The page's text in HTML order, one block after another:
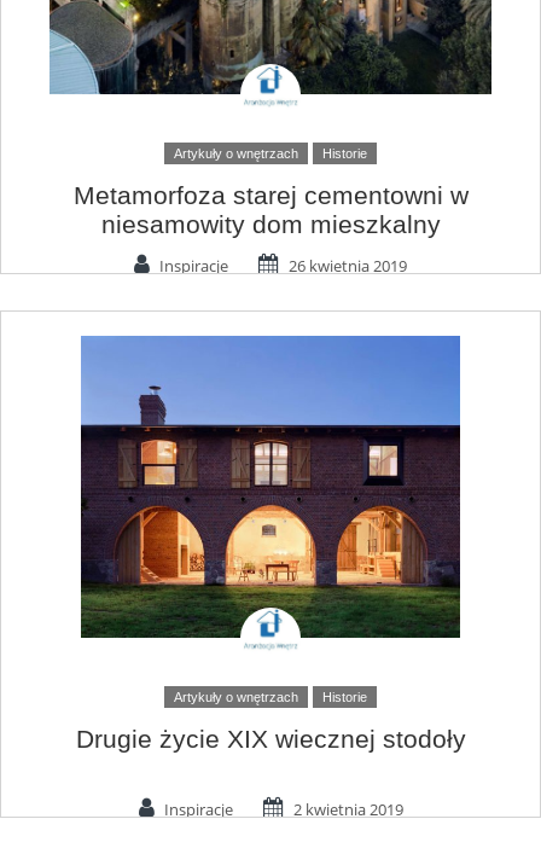
Artykuły o wnętrzach Historie
Metamorfoza starej cementowni w
niesamowity dom mieszkalny
Inspiracje 26 kwietnia 2019
Artykuły o wnętrzach Historie
Drugie życie XIX wiecznej stodoły
Inspiracje 2 kwietnia 2019